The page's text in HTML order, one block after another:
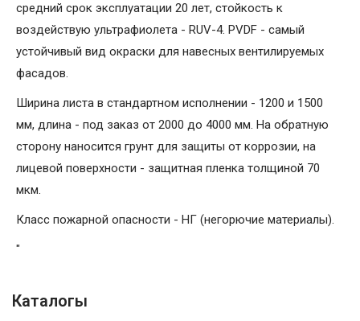
средний срок эксплуатации 20 лет, стойкость к
воздействую ультрафиолета - RUV-4. PVDF - самый
устойчивый вид окраски для навесных вентилируемых
фасадов.
Ширина листа в стандартном исполнении - 1200 и 1500
мм, длина - под заказ от 2000 до 4000 мм. На обратную
сторону наносится грунт для защиты от коррозии, на
лицевой поверхности - защитная пленка толщиной 70
мкм.
Класс пожарной опасности - НГ (негорючие материалы).
"
Каталогы